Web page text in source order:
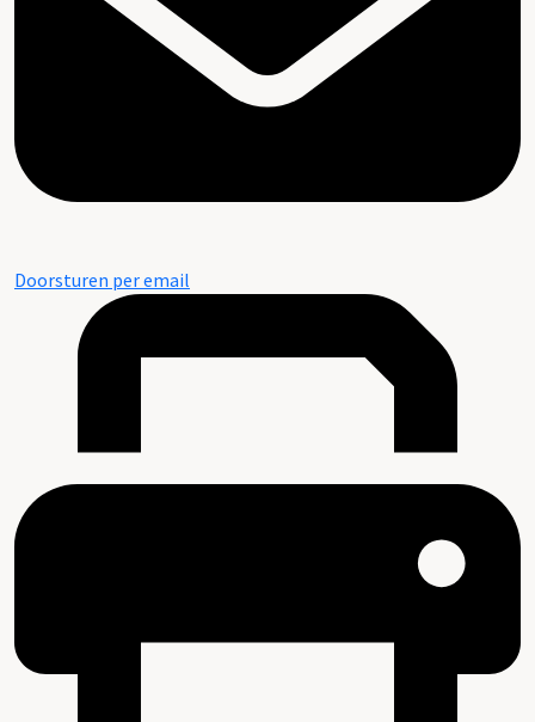
Doorsturen per email